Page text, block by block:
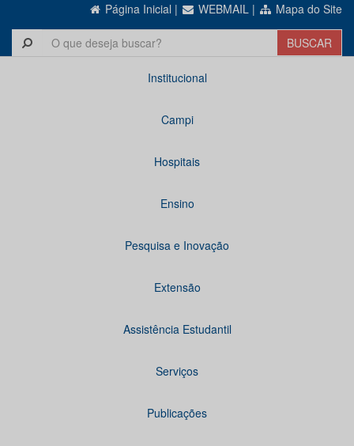
Página Inicial | WEBMAIL | Mapa do Site
Institucional
Campi
Hospitais
Ensino
Pesquisa e Inovação
Extensão
Assistência Estudantil
Serviços
Publicações